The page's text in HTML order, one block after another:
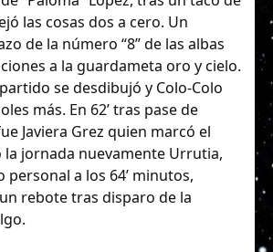
las cosas dos a cero. Un
de la número “8” de las albas
a la guardameta oro y cielo.
se desdibujó y Colo-Colo
más. En 62’ tras pase de
Javiera Grez quien marcó el
jornada nuevamente Urrutia,
personal a los 64’ minutos,
rebote tras disparo de la